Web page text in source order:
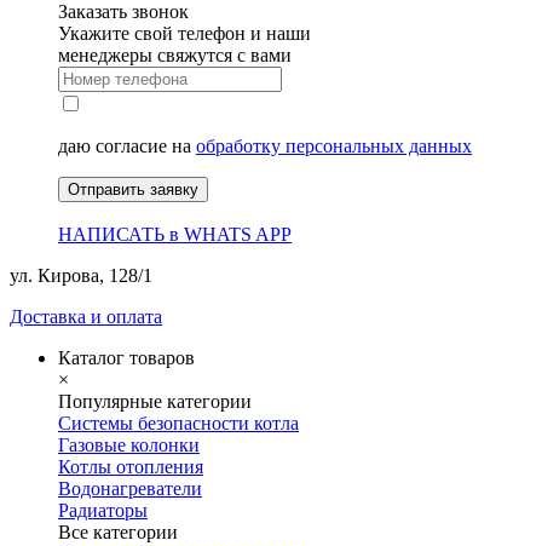
Заказать звонок
Укажите свой телефон и наши
менеджеры свяжутся с вами
даю согласие на обработку персональных данных
Отправить заявку
НАПИСАТЬ в WHATS APP
ул. Кирова, 128/1
Доставка и оплата
Каталог товаров
×
Популярные категории
Системы безопасности котла
Газовые колонки
Котлы отопления
Водонагреватели
Радиаторы
Все категории